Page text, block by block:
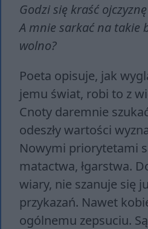
Godzi się kraść
A mnie sarkać na takie
wolno?
Poeta opisuje, jak
jemu świat, robi to z
Cnoty daremnie
odeszły wartości
Nowymi priorytetami
matactwa, łgarstwa.
wiary, nie szanuje się
przykazań. Nawet
ogólnemu zepsuciu.